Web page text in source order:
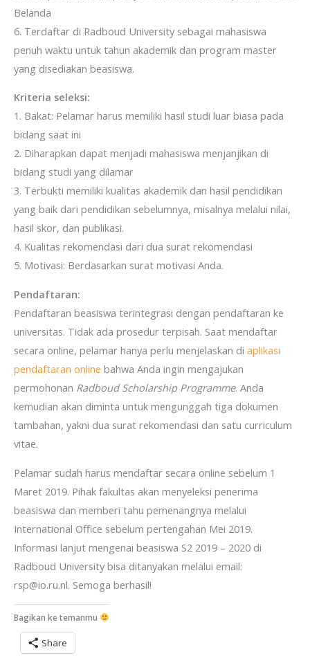
Belanda
6. Terdaftar di Radboud University sebagai mahasiswa
penuh waktu untuk tahun akademik dan program master
yang disediakan beasiswa.
Kriteria seleksi:
1. Bakat: Pelamar harus memiliki hasil studi luar biasa pada
bidang saat ini
2. Diharapkan dapat menjadi mahasiswa menjanjikan di
bidang studi yang dilamar
3. Terbukti memiliki kualitas akademik dan hasil pendidikan
yang baik dari pendidikan sebelumnya, misalnya melalui nilai,
hasil skor, dan publikasi.
4. Kualitas rekomendasi dari dua surat rekomendasi
5. Motivasi: Berdasarkan surat motivasi Anda.
Pendaftaran:
Pendaftaran beasiswa terintegrasi dengan pendaftaran ke
universitas. Tidak ada prosedur terpisah. Saat mendaftar
secara online, pelamar hanya perlu menjelaskan di aplikasi
pendaftaran online bahwa Anda ingin mengajukan
permohonan Radboud Scholarship Programme. Anda
kemudian akan diminta untuk mengunggah tiga dokumen
tambahan, yakni dua surat rekomendasi dan satu curriculum
vitae.
Pelamar sudah harus mendaftar secara online sebelum 1
Maret 2019. Pihak fakultas akan menyeleksi penerima
beasiswa dan memberi tahu pemenangnya melalui
International Office sebelum pertengahan Mei 2019.
Informasi lanjut mengenai beasiswa S2 2019 – 2020 di
Radboud University bisa ditanyakan melalui email:
rsp@io.ru.nl. Semoga berhasil!
Bagikan ke temanmu
Share